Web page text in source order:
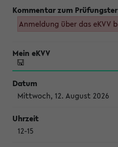
Anmeldung über das eKVV
Mittwoch, 12. August 2026
12-15